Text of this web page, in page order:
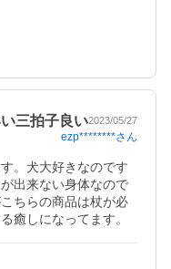
三拍子良い2023/05/27
ezp********さん
。犬大好きなのです
出来ない身体なので
ちらの商品は杖が必
癒しになってます。